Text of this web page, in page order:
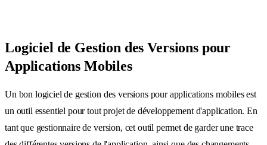
Logiciel de Gestion des Versions pour
Applications Mobiles
Un bon logiciel de gestion des versions pour applications mobiles est
un outil essentiel pour tout projet de développement d'application. En
tant que gestionnaire de version, cet outil permet de garder une trace